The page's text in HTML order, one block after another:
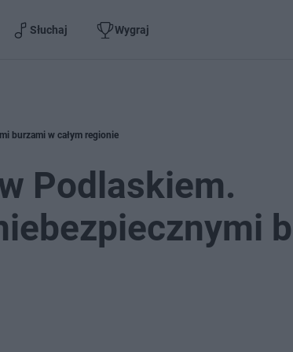
Słuchaj Wygraj
burzami w całym regionie
Podlaskiem.